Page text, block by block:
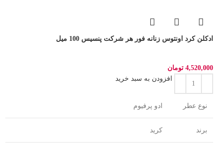
ادکلن کرد اونتوس زنانه فور هر شرکت پنسیس 100 میل
4,520,000 تومان
افزودن به سبد خرید
نوع عطر ادو پرفیوم
برند کرید